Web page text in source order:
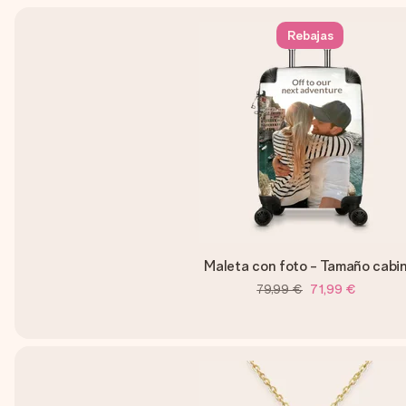
Rebajas
Maleta con foto - Tamaño
79,99 € 71,99 €